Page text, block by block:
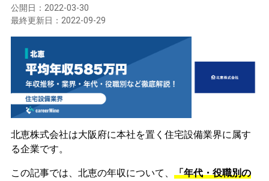
公開日： 2022-03-30
最終更新日： 2022-09-29
北恵株式会社は大阪府に本社を置く住宅設備業界に属す
る企業です。
この記事では、北恵の年収について、 「年代・役職別の